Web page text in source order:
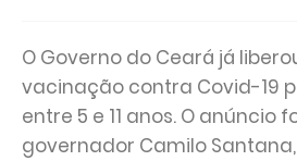
O Governo do Ceará já
vacinação contra Covid-19
entre 5 e 11 anos. O anúncio
governador Camilo